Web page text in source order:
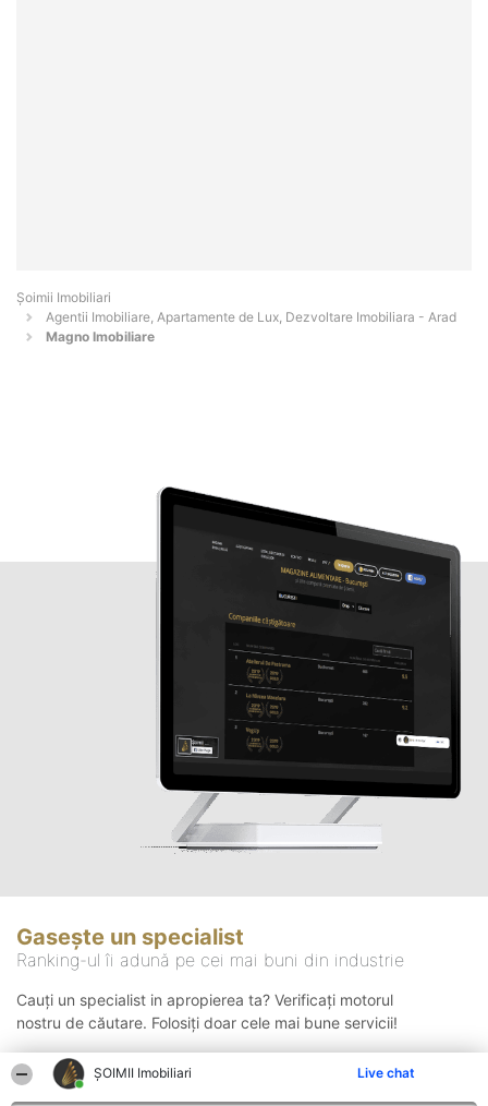
ȘOIMII Imobiliari Live chat
Șoimii Imobiliari
Agentii Imobiliare, Apartamente de Lux, Dezvoltare Imobiliara - Arad
Magno Imobiliare
Gasește un specialist
Ranking-ul îi adună pe cei mai buni din industrie
Cauți un specialist in apropierea ta? Verificați motorul
nostru de căutare. Folosiți doar cele mai bune servicii!